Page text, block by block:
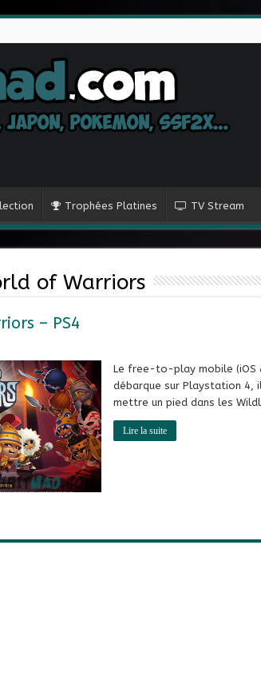
Trophées Platines TV Stream
of Warriors
– PS4
Le free-to-play mobile (iOS
débarque sur Playstation 4,
mettre un pied dans les
Lire la suite